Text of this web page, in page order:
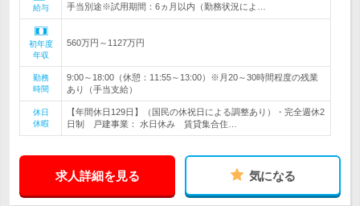
給与
手当別途※試用期間：6ヵ月以内（勤務状況によ…
初年度
年収
560万円～1127万円
勤務
時間
9:00～18:00（休憩：11:55～13:00）※月20～30時間程度の残業
あり（手当支給）
休日
休暇
【年間休日129日】（国民の休祝日による調整あり）・完全週休2
日制 戸建事業： 水日休み 賃貸集合住…
求人詳細を見る 気になる